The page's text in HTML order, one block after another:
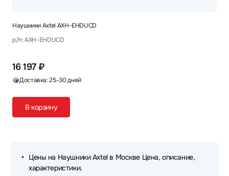
Наушники Axtel AXH-EHDUCD
p/n: AXH-EHDUCD
16 197 ₽
Доставка: 25-30 дней
В корзину
Цены на Наушники Axtel в Москве Цена, описание,
характеристики.